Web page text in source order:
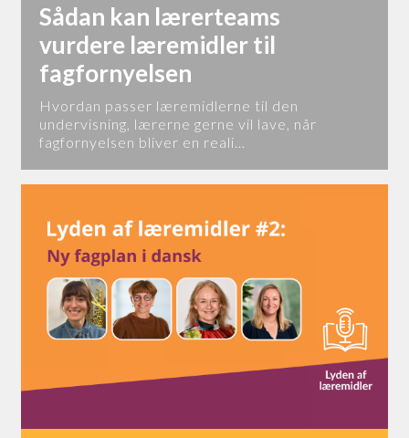
Sådan kan lærerteams
vurdere læremidler til
fagfornyelsen
Hvordan passer læremidlerne til den
undervisning, lærerne gerne vil lave, når
fagfornyelsen bliver en reali…